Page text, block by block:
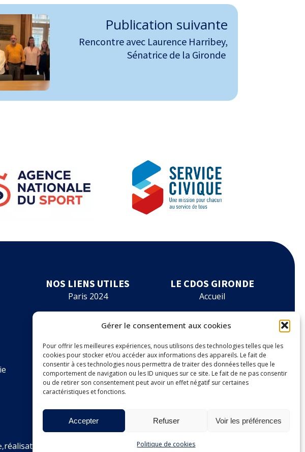
Gérer le consentement aux cookies
Pour offrir les meilleures expériences, nous utilisons des technologies telles que les
cookies pour stocker et/ou accéder aux informations des appareils. Le fait de
consentir à ces technologies nous permettra de traiter des données telles que le
comportement de navigation ou les ID uniques sur ce site. Le fait de ne pas consentir
ou de retirer son consentement peut avoir un effet négatif sur certaines
caractéristiques et fonctions.
Accepter Refuser Voir les préférences
Politique de cookies
Publication suivante
Rencontre avec Laurence Harribey,
Sénatrice de la Gironde
NOS LIENS UTILES
Paris 2024
Financements
Boites à outils
Annuaire
LE CDOS GIRONDE
Accueil
Agenda
Nos actualités
Contact
réalisation : Studio LACDC